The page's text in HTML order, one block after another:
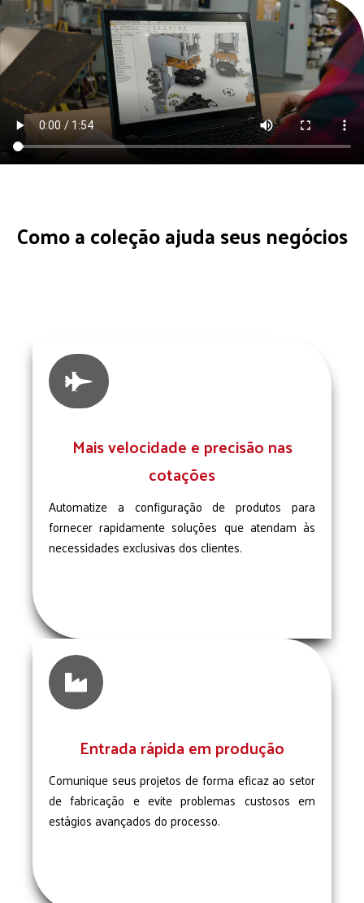
Como a coleção ajuda seus negócios

Mais velocidade e precisão nas
cotações
Automatize a configuração de produtos para
fornecer rapidamente soluções que atendam às
necessidades exclusivas dos clientes.

Entrada rápida em produção
Comunique seus projetos de forma eficaz ao setor
de fabricação e evite problemas custosos em
estágios avançados do processo.